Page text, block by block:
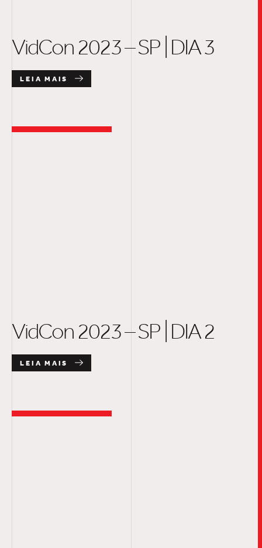
VidCon 2023 – SP | DIA 3
LEIA MAIS
VidCon 2023 – SP | DIA 2
LEIA MAIS